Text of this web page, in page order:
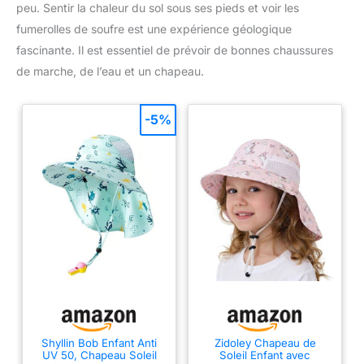
peu. Sentir la chaleur du sol sous ses pieds et voir les
fumerolles de soufre est une expérience géologique
fascinante. Il est essentiel de prévoir de bonnes chaussures
de marche, de l’eau et un chapeau.
Shyllin Bob Enfant Anti
UV 50, Chapeau Soleil
-5%
Zidoley Chapeau de
Soleil Enfant avec